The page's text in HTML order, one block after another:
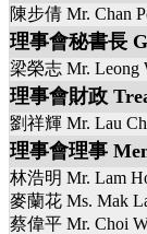
陳步倩 Mr. Chan
理事會秘書長
梁榮志 Mr. Leong
理事會財政
劉祥輝 Mr. Lau
理事會理事
林浩明 Mr. Lam
麥蘭花 Ms. Mak
蔡偉平 Mr. Choi